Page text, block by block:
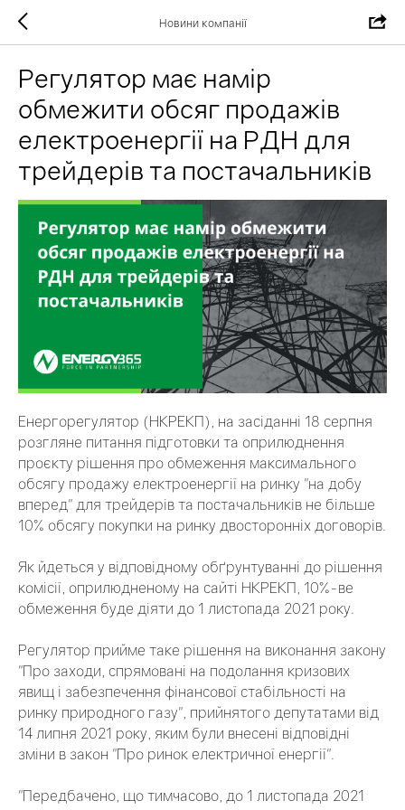
Новини компанії
Регулятор має намір
обмежити обсяг продажів
електроенергії на РДН для
трейдерів та постачальників
Енергорегулятор (НКРЕКП), на засіданні 18 серпня
розгляне питання підготовки та оприлюднення
проєкту рішення про обмеження максимального
обсягу продажу електроенергії на ринку "на добу
вперед" для трейдерів та постачальників не більше
10% обсягу покупки на ринку двосторонніх договорів.
Як йдеться у відповідному обґрунтуванні до рішення
комісії, оприлюдненому на сайті НКРЕКП, 10%-ве
обмеження буде діяти до 1 листопада 2021 року.
Регулятор прийме таке рішення на виконання закону
"Про заходи, спрямовані на подолання кризових
явищ і забезпечення фінансової стабільності на
ринку природного газу", прийнятого депутатами від
14 липня 2021 року, яким були внесені відповідні
зміни в закон "Про ринок електричної енергії".
"Передбачено, що тимчасово, до 1 листопада 2021